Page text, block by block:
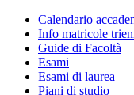
Calendario
Info matricole
Guide di Facoltà
Esami
Esami di laurea
Piani di studio